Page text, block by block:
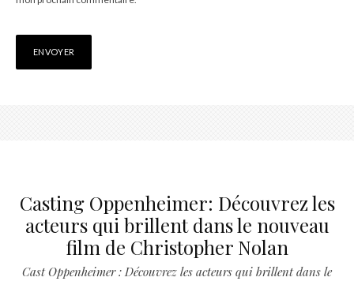
Casting Oppenheimer: Découvrez les
acteurs qui brillent dans le nouveau
film de Christopher Nolan
Cast Oppenheimer : Découvrez les acteurs qui brillent dans le